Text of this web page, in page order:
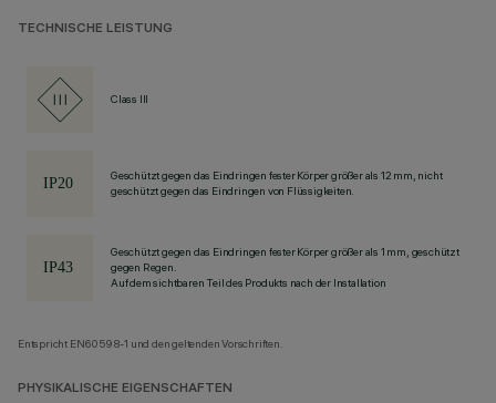
TECHNISCHE LEISTUNG
Class III
Geschützt gegen das Eindringen fester Körper größer als 12 mm, nicht
geschützt gegen das Eindringen von Flüssigkeiten.
Geschützt gegen das Eindringen fester Körper größer als 1 mm, geschützt
gegen Regen.
Auf dem sichtbaren Teil des Produkts nach der Installation
Entspricht EN60598-1 und den geltenden Vorschriften.
PHYSIKALISCHE EIGENSCHAFTEN